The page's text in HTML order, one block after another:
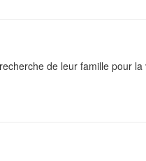
de leur famille pour